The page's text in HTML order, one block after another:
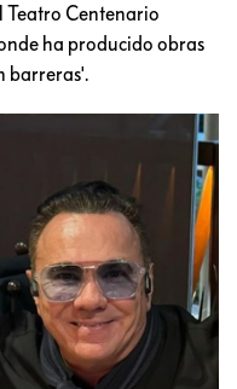
Teatro Centenario
ha producido obras
barreras'.